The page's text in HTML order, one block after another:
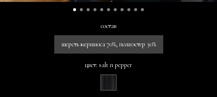
состав
шерсть мериноса 70%, полиэстер 30%
цвет: salt n pepper